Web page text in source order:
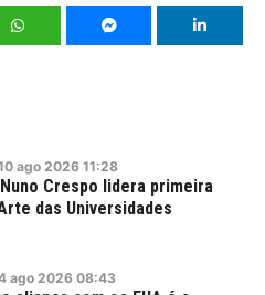
ago 2026 11:28
Crespo lidera primeira
das Universidades
ago 2026 08:43